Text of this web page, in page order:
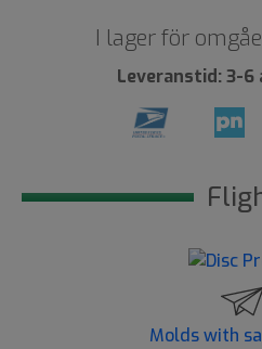
I lager för
Leveranstid: 3-6
Molds with